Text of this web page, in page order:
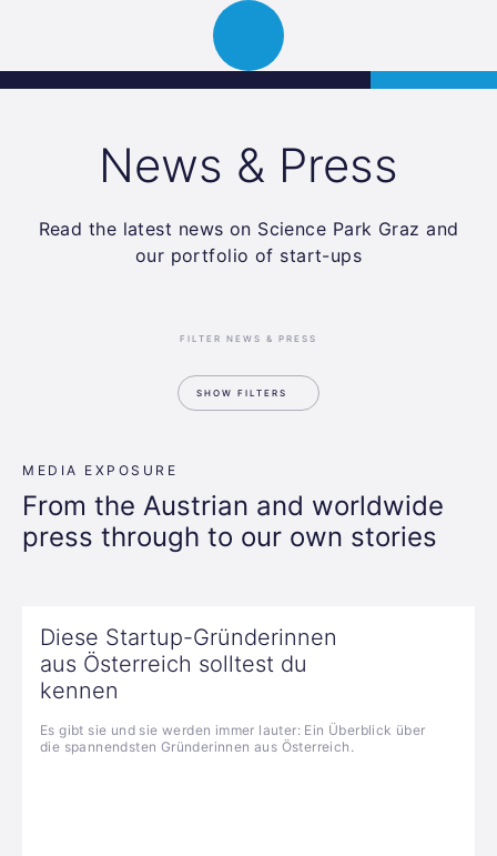
Graz
Open
News & Press
Read the latest news on Science Park Graz and
our portfolio of start-ups
FILTER NEWS & PRESS
SHOW FILTERS
MEDIA EXPOSURE
From the Austrian and worldwide
press through to our own stories
Diese Startup-Gründerinnen
aus Österreich solltest du
kennen
Es gibt sie und sie werden immer lauter: Ein Überblick über
die spannendsten Gründerinnen aus Österreich.